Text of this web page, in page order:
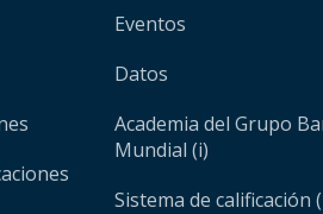
Eventos
Datos
Academia del Grupo
Mundial (i)
Sistema de calificación